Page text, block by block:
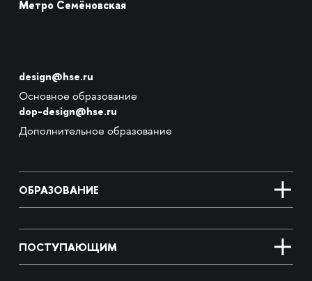
Метро Семёновская
design@hse.ru
Основное образование
dop-design@hse.ru
Дополнительное образование
ОБРАЗОВАНИЕ
ПОСТУПАЮЩИМ